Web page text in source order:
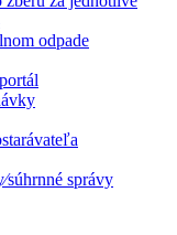
odpade
správy